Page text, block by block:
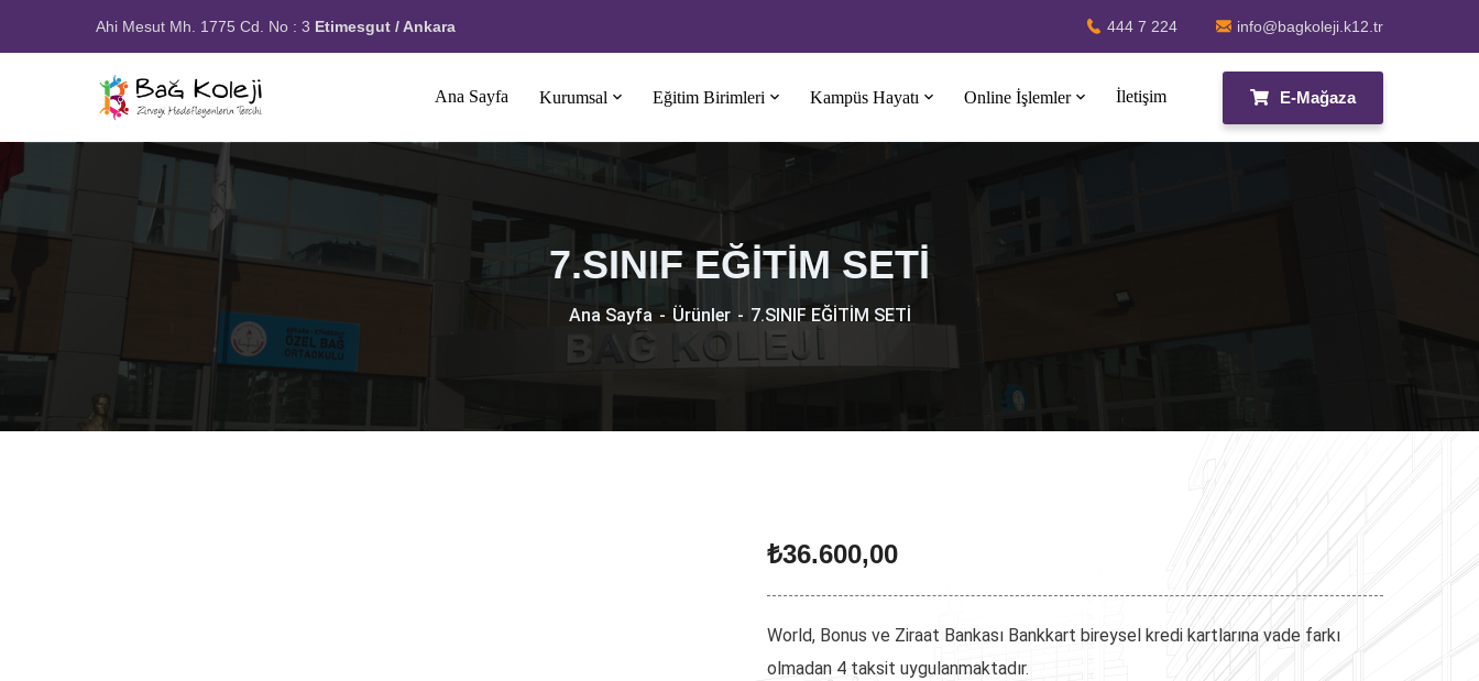
Ahi Mesut Mh. 1775 Cd. No : 3 Etimesgut / Ankara 444 7 224 info@bagkoleji.k12.tr
Ana Sayfa Kurumsal Eğitim Birimleri Kampüs Hayatı Online İşlemler İletişim E-Mağaza
7.SINIF EĞİTİM SETİ
Ana Sayfa Ürünler 7.SINIF EĞİTİM SETİ
₺36.600,00
World, Bonus ve Ziraat Bankası Bankkart bireysel kredi kartlarına vade farkı
olmadan 4 taksit uygulanmaktadır.